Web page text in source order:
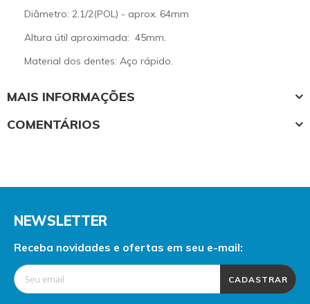
Diâmetro: 2.1/2(POL) - aprox. 64mm
Altura útil aproximada: 45mm.
Material dos dentes: Aço rápido.
MAIS INFORMAÇÕES
COMENTÁRIOS
NEWSLETTER
Receba novidades e ofertas em seu e-mail:
CADASTRAR